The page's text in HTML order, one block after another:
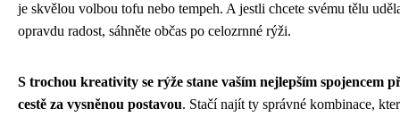
je skvělou volbou tofu nebo tempeh. A jestli chcete svému tělu
opravdu radost, sáhněte občas po celozrnné rýži.
S trochou kreativity se rýže stane vaším nejlepším spojencem
cestě za vysněnou postavou. Stačí najít ty správné kombinace,